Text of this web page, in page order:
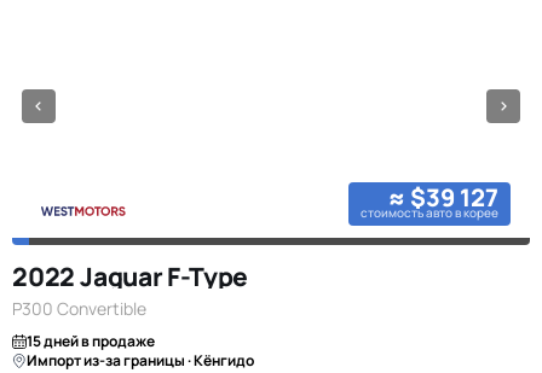
≈ $39 127
стоимость авто в корее
2022 Jaguar F-Type
P300 Convertible
15 дней в продаже
Импорт из-за границы · Кёнгидо